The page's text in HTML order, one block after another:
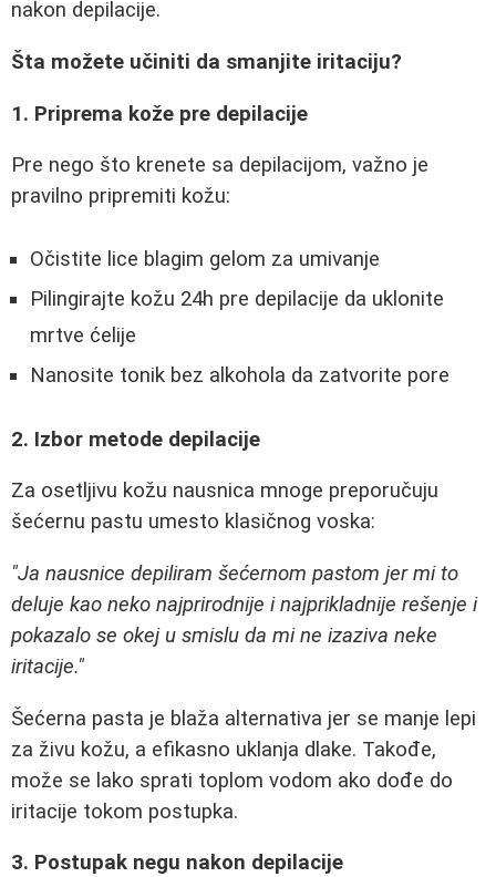
nakon depilacije.
Šta možete učiniti da smanjite iritaciju?
1. Priprema kože pre depilacije
Pre nego što krenete sa depilacijom, važno je
pravilno pripremiti kožu:
Očistite lice blagim gelom za umivanje
Pilingirajte kožu 24h pre depilacije da uklonite
mrtve ćelije
Nanosite tonik bez alkohola da zatvorite pore
2. Izbor metode depilacije
Za osetljivu kožu nausnica mnoge preporučuju
šećernu pastu umesto klasičnog voska:
"Ja nausnice depiliram šećernom pastom jer mi to
deluje kao neko najprirodnije i najprikladnije rešenje i
pokazalo se okej u smislu da mi ne izaziva neke
iritacije."
Šećerna pasta je blaža alternativa jer se manje lepi
za živu kožu, a efikasno uklanja dlake. Takođe,
može se lako sprati toplom vodom ako dođe do
iritacije tokom postupka.
3. Postupak negu nakon depilacije